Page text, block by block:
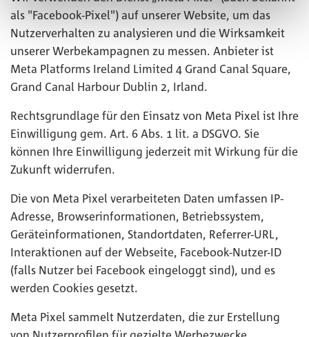
als "Facebook-Pixel") auf unserer Website, um das
Nutzerverhalten zu analysieren und die Wirksamkeit
unserer Werbekampagnen zu messen. Anbieter ist
Meta Platforms Ireland Limited 4 Grand Canal Square,
Grand Canal Harbour Dublin 2, Irland.
Rechtsgrundlage für den Einsatz von Meta Pixel ist Ihre
Einwilligung gem. Art. 6 Abs. 1 lit. a DSGVO. Sie
können Ihre Einwilligung jederzeit mit Wirkung für die
Zukunft widerrufen.
Die von Meta Pixel verarbeiteten Daten umfassen IP-
Adresse, Browserinformationen, Betriebssystem,
Geräteinformationen, Standortdaten, Referrer-URL,
Interaktionen auf der Webseite, Facebook-Nutzer-ID
(falls Nutzer bei Facebook eingeloggt sind), und es
werden Cookies gesetzt.
Meta Pixel sammelt Nutzerdaten, die zur Erstellung